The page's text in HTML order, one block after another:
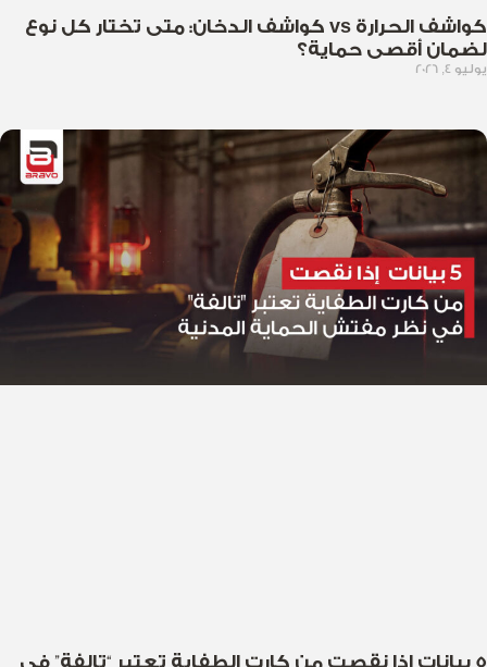
كواشف الحرارة vs كواشف الدخان: متى تختار كل نوع
لضمان أقصى حماية؟
يوليو 4, 2026
5 بيانات إذا نقصت من كارت الطفاية تعتبر “تالفة” في